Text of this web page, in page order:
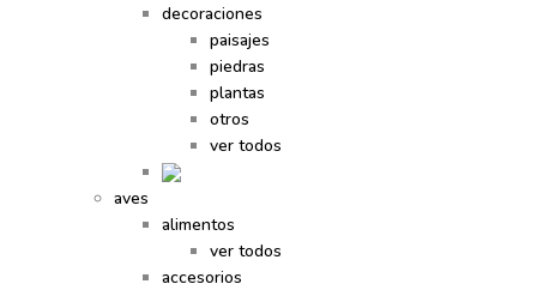
decoraciones
paisajes
piedras
plantas
otros
ver todos
aves
alimentos
ver todos
accesorios